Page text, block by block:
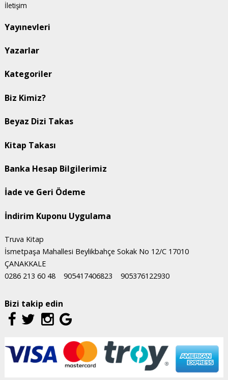
İletişim
Yayınevleri
Yazarlar
Kategoriler
Biz Kimiz?
Beyaz Dizi Takas
Kitap Takası
Banka Hesap Bilgilerimiz
İade ve Geri Ödeme
İndirim Kuponu Uygulama
Truva Kitap
İsmetpaşa Mahallesi Beylikbahçe Sokak No 12/C 17010
ÇANAKKALE
0286 213 60 48
905417406823 905376122930
Bizi takip edin